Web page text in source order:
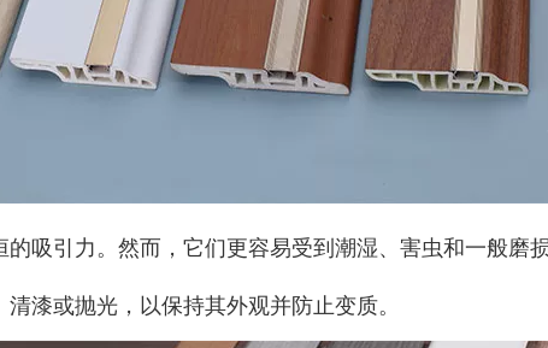
吸引力。然而，它们更容易受到潮湿、害虫和一般磨
漆或抛光，以保持其外观并防止变质。